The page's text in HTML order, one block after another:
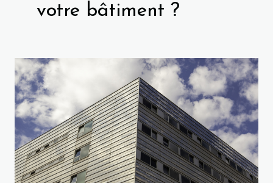
votre bâtiment ?